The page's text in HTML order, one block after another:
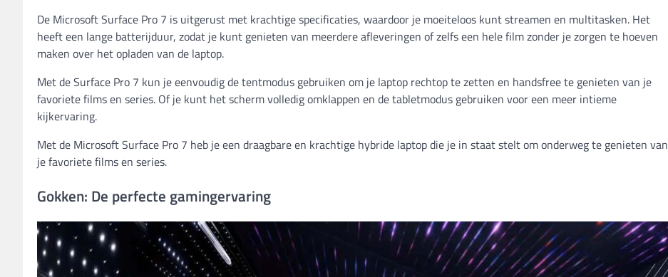
De Microsoft Surface Pro 7 is uitgerust met krachtige specificaties, waardoor je moeiteloos kunt streamen en multitasken. Het
heeft een lange batterijduur, zodat je kunt genieten van meerdere afleveringen of zelfs een hele film zonder je zorgen te hoeven
maken over het opladen van de laptop.
Met de Surface Pro 7 kun je eenvoudig de tentmodus gebruiken om je laptop rechtop te zetten en handsfree te genieten van je
favoriete films en series. Of je kunt het scherm volledig omklappen en de tabletmodus gebruiken voor een meer intieme
kijkervaring.
Met de Microsoft Surface Pro 7 heb je een draagbare en krachtige hybride laptop die je in staat stelt om onderweg te genieten van
je favoriete films en series.
Gokken: De perfecte gamingervaring